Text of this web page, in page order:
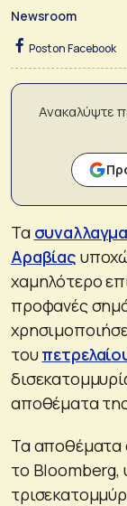
Newsroom
Post on Facebook
Ανακαλύψτε
Τα
Αραβίας
χαμηλότερο
προφανές
του
αποθέματα
Τα αποθέματα
το Bloomberg,